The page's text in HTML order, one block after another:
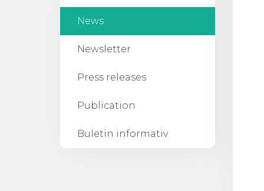
News
Newsletter
Press releases
Publication
Buletin informativ